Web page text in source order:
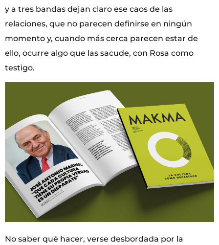
y a tres bandas dejan claro ese caos de las
relaciones, que no parecen definirse en ningún
momento y, cuando más cerca parecen estar de
ello, ocurre algo que las sacude, con Rosa como
testigo.
No saber qué hacer, verse desbordada por la